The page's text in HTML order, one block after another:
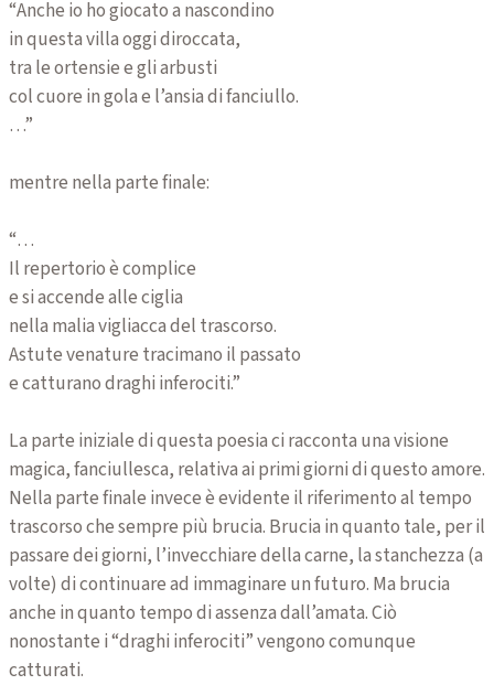
“Anche io ho giocato a nascondino
in questa villa oggi diroccata,
tra le ortensie e gli arbusti
col cuore in gola e l’ansia di fanciullo.
…”
mentre nella parte finale:
“…
Il repertorio è complice
e si accende alle ciglia
nella malia vigliacca del trascorso.
Astute venature tracimano il passato
e catturano draghi inferociti.”
La parte iniziale di questa poesia ci racconta una visione
magica, fanciullesca, relativa ai primi giorni di questo amore.
Nella parte finale invece è evidente il riferimento al tempo
trascorso che sempre più brucia. Brucia in quanto tale, per il
passare dei giorni, l’invecchiare della carne, la stanchezza (a
volte) di continuare ad immaginare un futuro. Ma brucia
anche in quanto tempo di assenza dall’amata. Ciò
nonostante i “draghi inferociti” vengono comunque
catturati.